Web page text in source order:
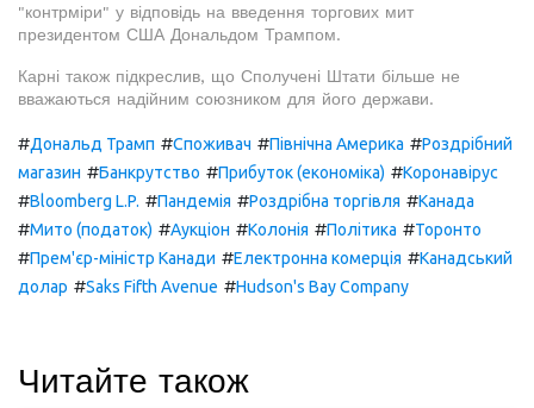
"контрміри" у відповідь на введення торгових мит
президентом США Дональдом Трампом.
Карні також підкреслив, що Сполучені Штати більше не
вважаються надійним союзником для його держави.
#Дональд Трамп #Споживач #Північна Америка #Роздрібний
магазин #Банкрутство #Прибуток (економіка) #Коронавірус
#Bloomberg L.P. #Пандемія #Роздрібна торгівля #Канада
#Мито (податок) #Аукціон #Колонія #Політика #Торонто
#Прем'єр-міністр Канади #Електронна комерція #Канадський
долар #Saks Fifth Avenue #Hudson's Bay Company
Читайте також